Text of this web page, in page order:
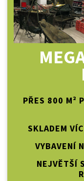
PŘES 800 M²
SKLADEM
VYBAVENÍ
NEJVĚTŠÍ